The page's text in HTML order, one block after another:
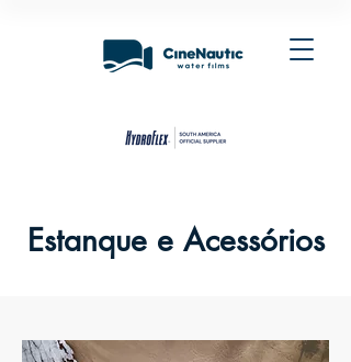
Estanque e Acessórios